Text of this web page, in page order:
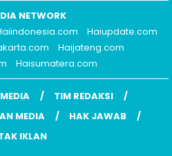
NETWORK
Haiupdate.com
Haijateng.com
Haisumatera.com
TIM REDAKSI
MEDIA
HAK JAWAB
IKLAN